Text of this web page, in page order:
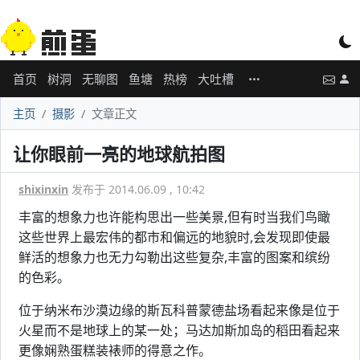
首页 树洞 无聊图 鱼塘 热榜 大吐槽
主页 摄影 文章正文
让你眼前一亮的地球航拍图
shixinxin 发布于 2014.06.09 , 10:42
丰富的想象力也许能构思出一些美景,但有时当我们鸟瞰
这些世界上最宏伟的都市和偏远的地貌时,会发现即使最
鲜活的想象力也无力勾勒出这些复杂,丰富的图案和缤纷
的色彩。
位于纳米布沙漠边缘的斯瓦科普蒙德盐场看起来像是位于
火星而不是地球上的某一处；马达加斯加岛的稻田看起来
更像娴熟蛋糕装裱师的得意之作。